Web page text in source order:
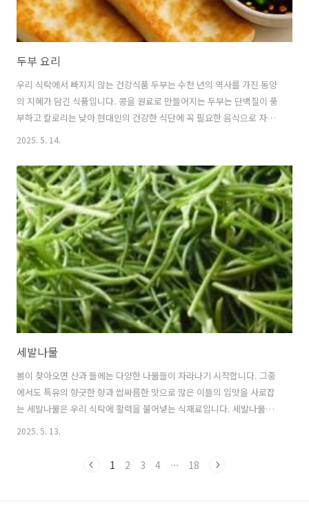
두부 요리
우리 식탁에서 빠지지 않는 건강식품 두부는 수천 년의 역사를 가진 동양
의 지혜가 담긴 식품입니다. 콩을 원료로 만들어지는 두부는 단백질이 풍
부하고 칼로리는 낮아 현대인의 건강한 식단에 꼭 필요한 음식으로 자리
부의 기원과 전파두부는 약 2,000년 전 중국에서 처음 만들어진 것으로
알려져 있습니다.한 설에 의하면 중국 한나라 시대 '후이난 왕'이라는 사
람이 우유를 응고시키는 방법에서 영감을 받아콩으로 비슷한 실험을 하
면서 두부를 발명했다고 합니다.이후 두부는 불교의 전파와 함께 한국과
일본을 비롯한 동아시아 전역으로 퍼져나갔습니다.한국에서는 고려시대
문헌에 ..
2025. 5. 14.
세발나물
봄이 찾아오면 산과 들에는 다양한 나물들이 자라나기 시작합니다. 그중
에서도 특유의 향긋한 향과 쌉싸름한 맛으로 많은 이들의 입맛을 사로잡
는 세발나물은 우리 식탁에 활력을 불어넣는 식재료입니다. 세발나물의
모든 것을 자세히 알아보고, 일상 속에서 세발나물을 더 맛있고 건강하게
발나물은 미나리과에 속하는 다년생 초본식물로, 학명은 '토리리스 자포
2025. 5. 13.
1 2 3 4 ··· 18